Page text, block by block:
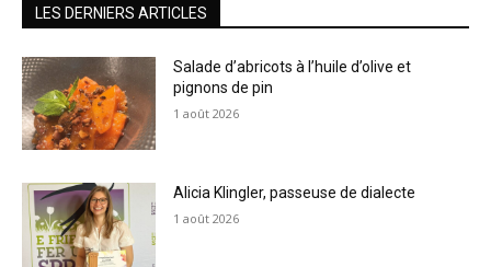
LES DERNIERS ARTICLES
Salade d’abricots à l’huile d’olive et
pignons de pin
1 août 2026
Alicia Klingler, passeuse de dialecte
1 août 2026